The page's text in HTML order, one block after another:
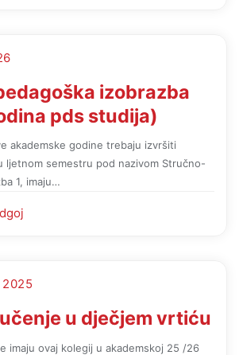
izobrazba
pds studija)
akademske godine trebaju izvršiti
ljetnom semestru pod nazivom Stručno-
1, imaju…
2025
u dječjem vrtiću
imaju ovaj kolegij u akademskoj 25 /26